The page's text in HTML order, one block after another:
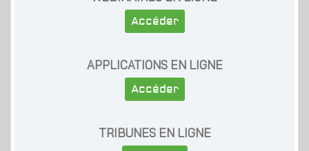
Accéder
APPLICATIONS EN LIGNE
Accéder
TRIBUNES EN LIGNE